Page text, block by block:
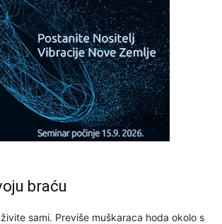
braću
sami. Previše muškaraca hoda okolo s